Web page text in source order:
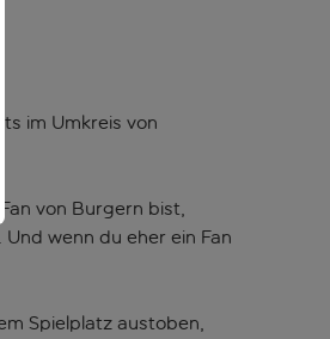
im Umkreis von
von Burgern bist,
wenn du eher ein Fan
Spielplatz austoben,